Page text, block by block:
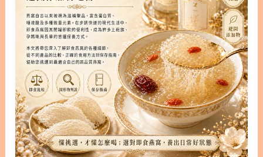
書：
比
較
與
固
形